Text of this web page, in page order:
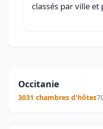
classés par ville et
Occitanie
3031 chambres d'hôtes